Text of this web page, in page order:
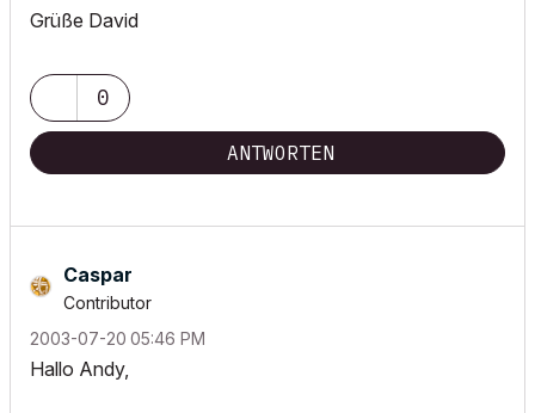
Grüße David
0
ANTWORTEN
Caspar
Contributor
‎2003-07-20 05:46 PM
Hallo Andy,